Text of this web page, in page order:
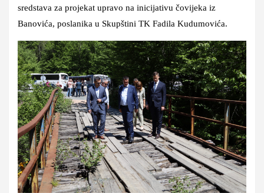
sredstava za projekat upravo na inicijativu čovijeka iz
Banovića, poslanika u Skupštini TK Fadila Kudumovića.